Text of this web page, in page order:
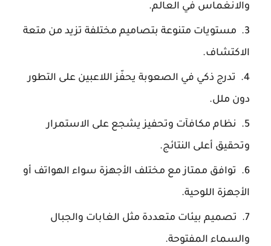
والانغماس في العالم.
مستويات متنوعة بتصاميم مختلفة تزيد من متعة
الاكتشاف.
تدرج ذكي في الصعوبة يحفّز اللاعبين على التطور
دون ملل.
نظام مكافآت وتحفيز يشجع على الاستمرار
وتحقيق أعلى النتائج.
توافق ممتاز مع مختلف الأجهزة سواء الهواتف أو
الأجهزة اللوحية.
تصميم بيئات متعددة مثل الغابات والجبال
والسماء المفتوحة.